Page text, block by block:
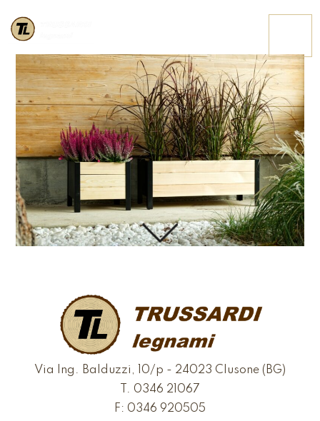
Via Ing. Balduzzi, 10/p - 24023 Clusone (BG)
T. 0346 21067
F: 0346 920505